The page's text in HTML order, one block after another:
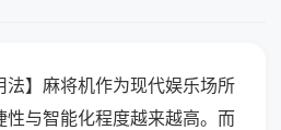
法】麻将机作为现代娱乐场所
性与智能化程度越来越高。而